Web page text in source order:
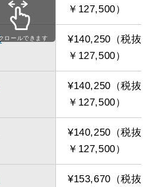
法は弊社にお問い合わせ
ください。
￥127,500）
¥140,250（税抜
￥127,500）
¥140,250（税抜
￥127,500）
¥140,250（税抜
￥127,500）
¥153,670（税抜
ロールできます